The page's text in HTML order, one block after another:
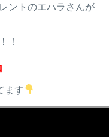
ントのエハラさんが
！
ます